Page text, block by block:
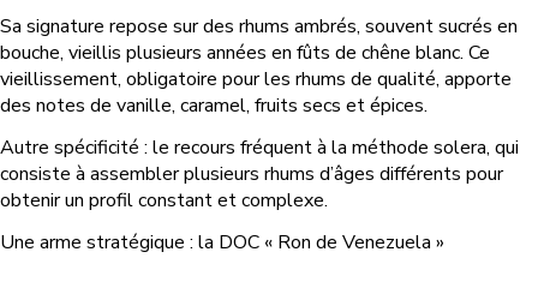
Sa signature repose sur des rhums ambrés, souvent sucrés en
bouche, vieillis plusieurs années en fûts de chêne blanc. Ce
vieillissement, obligatoire pour les rhums de qualité, apporte
des notes de vanille, caramel, fruits secs et épices.
Autre spécificité : le recours fréquent à la méthode solera, qui
consiste à assembler plusieurs rhums d’âges différents pour
obtenir un profil constant et complexe.
Une arme stratégique : la DOC « Ron de Venezuela »